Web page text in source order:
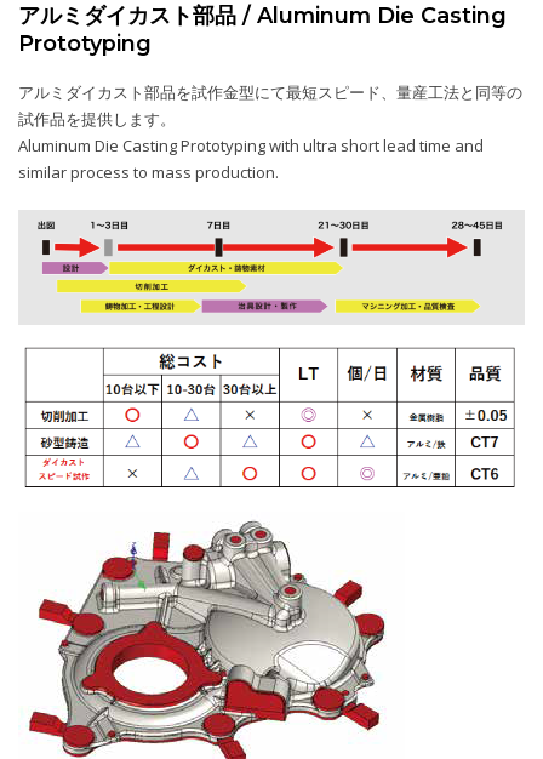
アルミダイカスト部品 / Aluminum Die Casting
Prototyping
アルミダイカスト部品を試作金型にて最短スピード、量産工法と同等の
試作品を提供します。
Aluminum Die Casting Prototyping with ultra short lead time and
similar process to mass production.